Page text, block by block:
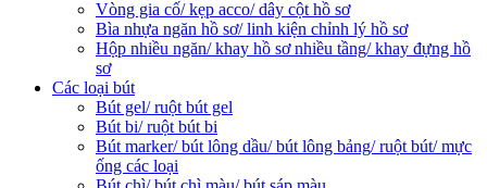
Vòng gia cố/ kẹp acco/ dây cột hồ sơ
Bìa nhựa ngăn hồ sơ/ linh kiện chỉnh lý hồ sơ
Hộp nhiều ngăn/ khay hồ sơ nhiều tầng/ khay đựng hồ
sơ
Các loại bút
Bút gel/ ruột bút gel
Bút bi/ ruột bút bi
Bút marker/ bút lông dầu/ bút lông bảng/ ruột bút/ mực
ống các loại